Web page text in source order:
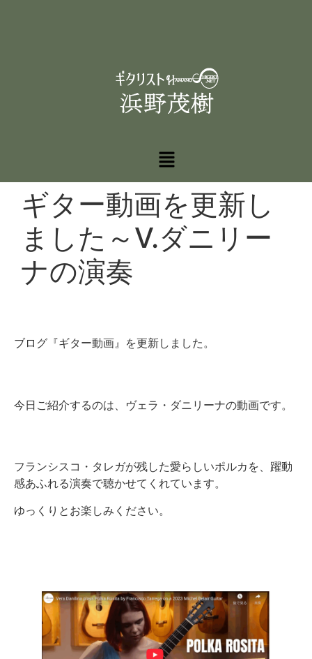
ギター動画を更新し
ました～V.ダニリー
ナの演奏
ブログ『ギター動画』を更新しました。
今日ご紹介するのは、ヴェラ・ダニリーナの動画です。
フランシスコ・タレガが残した愛らしいポルカを、躍動
感あふれる演奏で聴かせてくれています。
ゆっくりとお楽しみください。